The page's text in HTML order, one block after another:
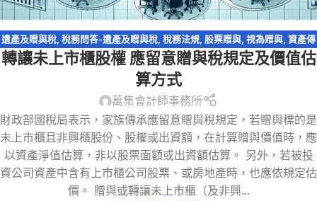
遺產及贈與稅 稅務問答-遺產及贈與稅 稅務法規 股票贈與 視為贈與 資產傳
承,農地
轉讓未上市櫃股權 應留意贈與稅規定及價值估
算方式
萬集會計師事務所
財政部國稅局表示，家族傳承應留意贈與稅規定，若贈與標的是
未上市櫃且非興櫃股份、股權或出資額，在計算贈與價值時，應
以資產淨值估算，非以股票面額或出資額估算。 另外，若被投
資公司資產中含有上市櫃公司股票、或房地產時，也應依規定估
價。 贈與或轉讓未上市櫃（及非興...